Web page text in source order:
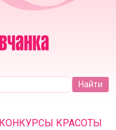
КОНКУРСЫ КРАСОТЫ